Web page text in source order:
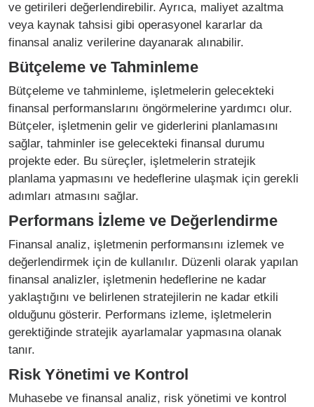
ve getirileri değerlendirebilir. Ayrıca, maliyet azaltma
veya kaynak tahsisi gibi operasyonel kararlar da
finansal analiz verilerine dayanarak alınabilir.
Bütçeleme ve Tahminleme
Bütçeleme ve tahminleme, işletmelerin gelecekteki
finansal performanslarını öngörmelerine yardımcı olur.
Bütçeler, işletmenin gelir ve giderlerini planlamasını
sağlar, tahminler ise gelecekteki finansal durumu
projekte eder. Bu süreçler, işletmelerin stratejik
planlama yapmasını ve hedeflerine ulaşmak için gerekli
adımları atmasını sağlar.
Performans İzleme ve Değerlendirme
Finansal analiz, işletmenin performansını izlemek ve
değerlendirmek için de kullanılır. Düzenli olarak yapılan
finansal analizler, işletmenin hedeflerine ne kadar
yaklaştığını ve belirlenen stratejilerin ne kadar etkili
olduğunu gösterir. Performans izleme, işletmelerin
gerektiğinde stratejik ayarlamalar yapmasına olanak
tanır.
Risk Yönetimi ve Kontrol
Muhasebe ve finansal analiz, risk yönetimi ve kontrol